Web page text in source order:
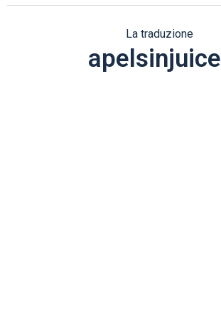
La traduzione
apelsinjuice